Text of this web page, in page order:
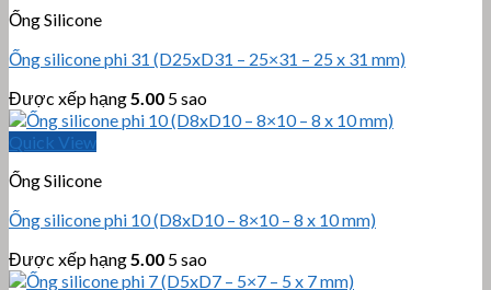
Ống Silicone
Ống silicone phi 31 (D25xD31 – 25×31 – 25 x 31 mm)
Được xếp hạng 5.00 5 sao
Quick View
Ống Silicone
Ống silicone phi 10 (D8xD10 – 8×10 – 8 x 10 mm)
Được xếp hạng 5.00 5 sao